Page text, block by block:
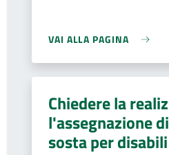
VAI ALLA PAGINA
Chiedere la
l'assegnazione
sosta per disabili